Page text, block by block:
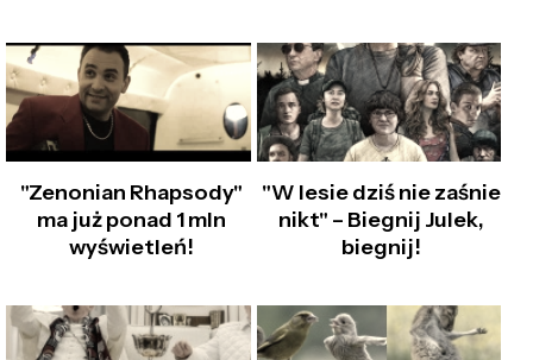
"Zenonian Rhapsody"
ma już ponad 1 mln
wyświetleń!
"W lesie dziś nie zaśnie
nikt" – Biegnij Julek,
biegnij!